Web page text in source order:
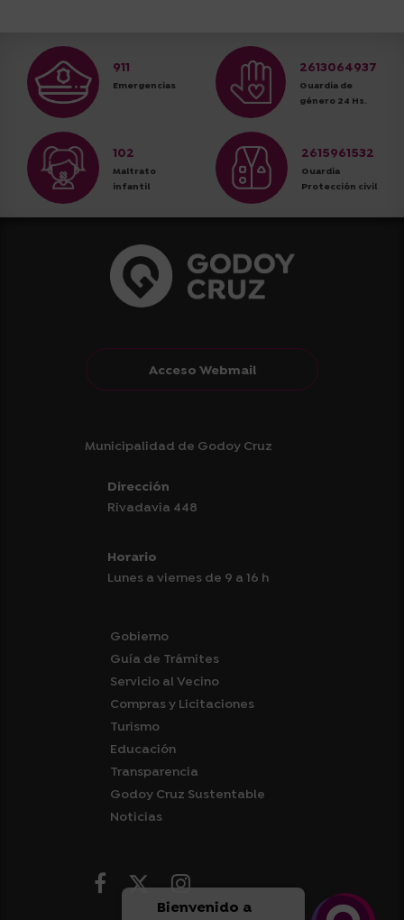
911
Emergencias
2613064937
Guardia de
género 24 Hs.
102
Maltrato
infantil
2615961532
Guardia
Protección civil
Acceso Webmail
Municipalidad de Godoy Cruz
Dirección
Rivadavia 448
Horario
Lunes a viernes de 9 a 16 h
Gobierno
Guía de Trámites
Servicio al Vecino
Compras y Licitaciones
Turismo
Educación
Transparencia
Godoy Cruz Sustentable
Noticias
Bienvenido a